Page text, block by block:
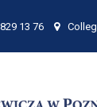
13 76